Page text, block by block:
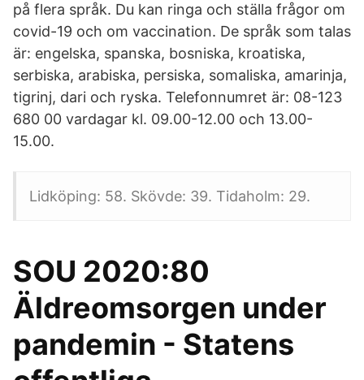
på flera språk. Du kan ringa och ställa frågor om
covid-19 och om vaccination. De språk som talas
är: engelska, spanska, bosniska, kroatiska,
serbiska, arabiska, persiska, somaliska, amarinja,
tigrinj, dari och ryska. Telefonnumret är: 08-123
680 00 vardagar kl. 09.00-12.00 och 13.00-
15.00.
Lidköping: 58. Skövde: 39. Tidaholm: 29.
SOU 2020:80
Äldreomsorgen under
pandemin - Statens